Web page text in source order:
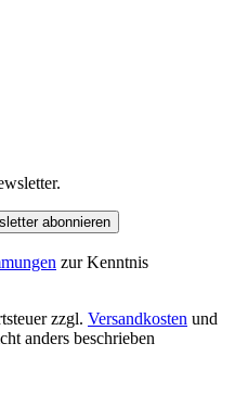
abonnieren
zur Kenntnis
zzgl. Versandkosten und
anders beschrieben